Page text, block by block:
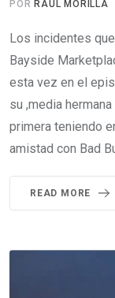
POR RAÚL MORILLA
Los incidentes
Bayside
esta vez en el
su ,media
primera teniendo
amistad con Bad
READ MORE